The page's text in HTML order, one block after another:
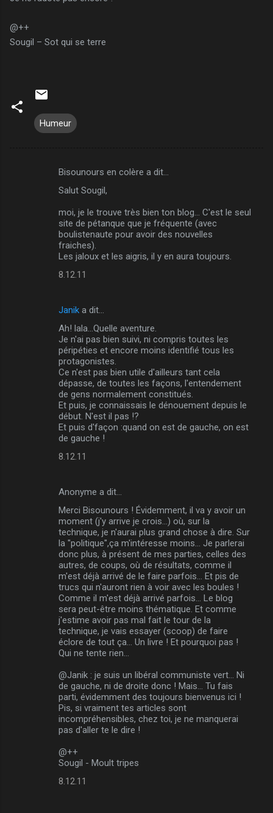
@++
Sougil – Sot qui se terre
Humeur
Bisounours en colère a dit…
Salut Sougil,
moi, je le trouve très bien ton blog... C'est le seul
site de pétanque que je fréquente (avec
boulistenaute pour avoir des nouvelles
fraiches).
Les jaloux et les aigris, il y en aura toujours.
8.12.11
Janik a dit…
Ah! lala...Quelle aventure.
Je n'ai pas bien suivi, ni compris toutes les
péripéties et encore moins identifié tous les
protagonistes.
Ce n'est pas bien utile d'ailleurs tant cela
dépasse, de toutes les façons, l'entendement
de gens normalement constitués.
Et puis, je connaissais le dénouement depuis le
début. N'est il pas !?
Et puis d'façon :quand on est de gauche, on est
de gauche !
8.12.11
Anonyme a dit…
Merci Bisounours ! Évidemment, il va y avoir un
moment (j'y arrive je crois...) où, sur la
technique, je n'aurai plus grand chose à dire. Sur
la "politique",ça m'intéresse moins... Je parlerai
donc plus, à présent de mes parties, celles des
autres, de coups, où de résultats, comme il
m'est déjà arrivé de le faire parfois... Et pis de
trucs qui n'auront rien à voir avec les boules !
Comme il m'est déjà arrivé parfois... Le blog
sera peut-être moins thématique. Et comme
j'estime avoir pas mal fait le tour de la
technique, je vais essayer (scoop) de faire
éclore de tout ça... Un livre ! Et pourquoi pas !
Qui ne tente rien...
@Janik : je suis un libéral communiste vert... Ni
de gauche, ni de droite donc ! Mais... Tu fais
parti, évidemment des toujours bienvenus ici !
Pis, si vraiment tes articles sont
incompréhensibles, chez toi, je ne manquerai
pas d'aller te le dire !
@++
Sougil - Moult tripes
8.12.11